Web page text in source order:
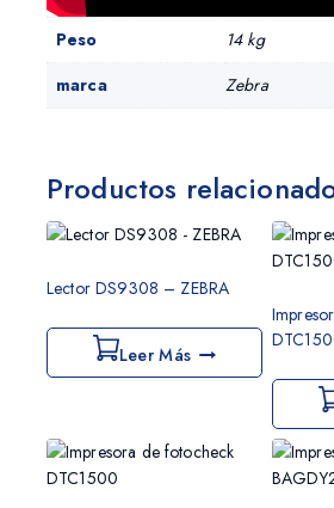
Peso
14 kg
marca
Zebra
Productos
Lector DS9308 – ZEBRA
Leer Más